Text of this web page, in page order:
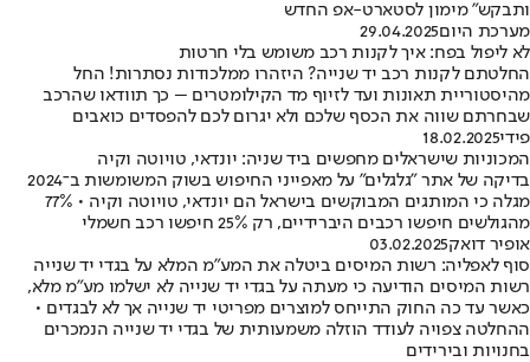
ותבקש" מימון לסטארט-אפ החדש
מערכת היום29.04.2025
לא ליפול בפח: איך לקנות רכב משומש בלי חרטות
החלטתם לקנות רכב יד שנייה? היזהרו ממלכודות נסתרות! החל
מהיסטוריית תאונות ועד לזיוף מד הקילומטרים – כך תוודאו שהרכב
שבחרתם שווה את הכסף שלכם ולא יגרום לכם להפסדים כואבים
פידי18.02.2025
המכוניות שישראלים מחפשים ביד שניה: יונדאי, טויוטה וקיה
בדיקה של אתר "גלגלים" על מאפייני החיפוש בשוק המשומשות ב־2024
מגלה כי המותגים המבוקשים בישראל הם יונדאי, טויוטה וקיה • 77%
מהגולשים חיפשו רכבים היברידיים, רק 25% חיפשו רכב חשמלי
אופיר דואק03.02.2025
סוף לאפליה: רשות המיסים ביטלה את המע״מ המלא על בגדי יד שנייה
רשות המיסים הודיעה כי מעתה על בגדי יד שנייה לא ישלמו מע״מ מלא,
כאשר עד כה החוק התייחס למוצרים מפריטי יד שנייה אך לא לבגדים •
ההחלטה צפויה לעודד הוזלה משמעותית של בגדי יד שנייה הנמכרים
בחנויות ובירידים